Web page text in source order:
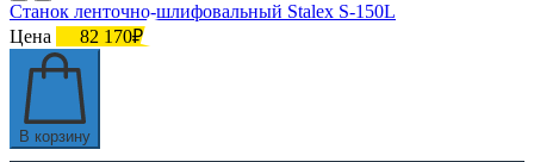
Станок ленточно-шлифовальный Stalex S-150L
Цена
82 170₽
В корзину